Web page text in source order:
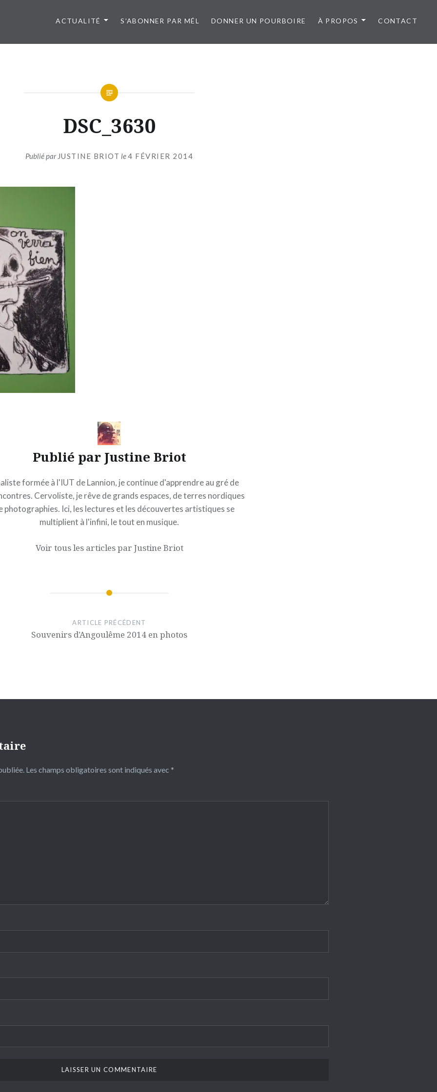
ACTUALITÉ S’ABONNER PAR MÉL DONNER UN POURBOIRE À PROPOS CONTACT
DSC_3630
Publié par JUSTINE BRIOT le4 FÉVRIER 2014
Publié par Justine Briot
formée à l'IUT de Lannion, je continue d'apprendre au gré de
Cervoliste, je rêve de grands espaces, de terres nordiques
photographies. Ici, les lectures et les découvertes artistiques se
multiplient à l'infini, le tout en musique.
Voir tous les articles par Justine Briot
ARTICLE PRÉCÉDENT
Souvenirs d’Angoulême 2014 en photos
Les champs obligatoires sont indiqués avec *